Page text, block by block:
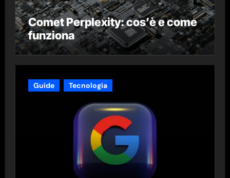
Comet Perplexity: cos’è e come
funziona
Guide Tecnologia